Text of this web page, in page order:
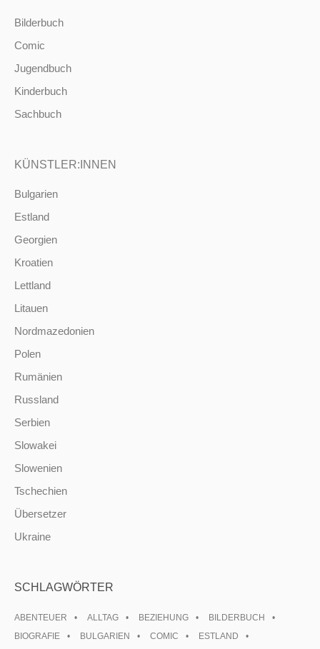
Bilderbuch
Comic
Jugendbuch
Kinderbuch
Sachbuch
KÜNSTLER:INNEN
Bulgarien
Estland
Georgien
Kroatien
Lettland
Litauen
Nordmazedonien
Polen
Rumänien
Russland
Serbien
Slowakei
Slowenien
Tschechien
Übersetzer
Ukraine
SCHLAGWÖRTER
ABENTEUER ALLTAG BEZIEHUNG
BILDERBUCH
BIOGRAFIE
BULGARIEN COMIC
ESTLAND